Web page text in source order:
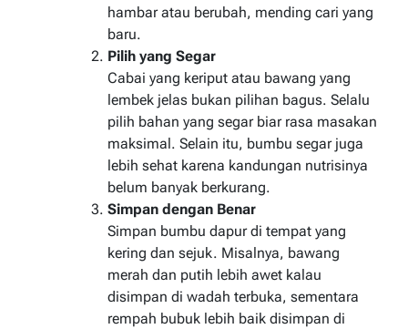
hambar atau berubah, mending cari yang
baru.
Pilih yang Segar
Cabai yang keriput atau bawang yang
lembek jelas bukan pilihan bagus. Selalu
pilih bahan yang segar biar rasa masakan
maksimal. Selain itu, bumbu segar juga
lebih sehat karena kandungan nutrisinya
belum banyak berkurang.
Simpan dengan Benar
Simpan bumbu dapur di tempat yang
kering dan sejuk. Misalnya, bawang
merah dan putih lebih awet kalau
disimpan di wadah terbuka, sementara
rempah bubuk lebih baik disimpan di